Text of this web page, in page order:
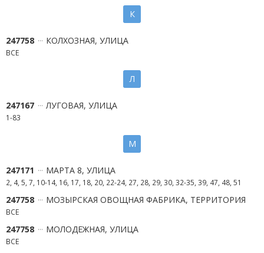
К
247758 КОЛХОЗНАЯ, УЛИЦА
ВСЕ
Л
247167 ЛУГОВАЯ, УЛИЦА
1-83
М
247171 МАРТА 8, УЛИЦА
2, 4, 5, 7, 10-14, 16, 17, 18, 20, 22-24, 27, 28, 29, 30, 32-35, 39, 47, 48, 51
247758 МОЗЫРСКАЯ ОВОЩНАЯ ФАБРИКА, ТЕРРИТОРИЯ
ВСЕ
247758 МОЛОДЕЖНАЯ, УЛИЦА
ВСЕ